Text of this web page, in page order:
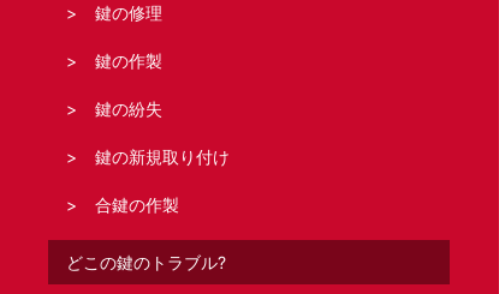
鍵の修理
鍵の作製
鍵の紛失
鍵の新規取り付け
合鍵の作製
どこの鍵のトラブル?